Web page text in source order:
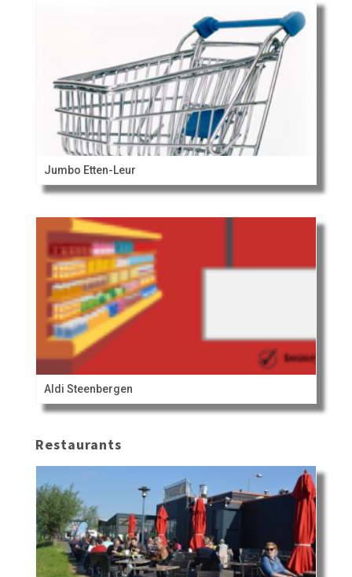
Jumbo Etten-Leur
Aldi Steenbergen
Restaurants